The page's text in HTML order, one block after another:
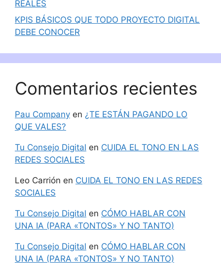
REALES
KPIS BÁSICOS QUE TODO PROYECTO DIGITAL
DEBE CONOCER
Comentarios recientes
Pau Company en ¿TE ESTÁN PAGANDO LO
QUE VALES?
Tu Consejo Digital en CUIDA EL TONO EN LAS
REDES SOCIALES
Leo Carrión en CUIDA EL TONO EN LAS REDES
SOCIALES
Tu Consejo Digital en CÓMO HABLAR CON
UNA IA (PARA «TONTOS» Y NO TANTO)
Tu Consejo Digital en CÓMO HABLAR CON
UNA IA (PARA «TONTOS» Y NO TANTO)